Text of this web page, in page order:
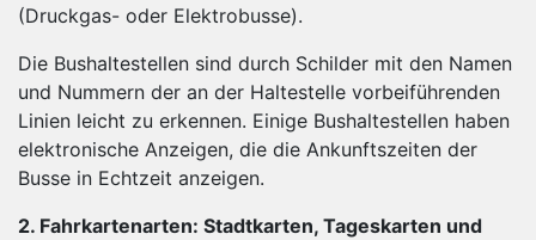
(Druckgas- oder Elektrobusse).
Die Bushaltestellen sind durch Schilder mit den Namen
und Nummern der an der Haltestelle vorbeiführenden
Linien leicht zu erkennen. Einige Bushaltestellen haben
elektronische Anzeigen, die die Ankunftszeiten der
Busse in Echtzeit anzeigen.
2. Fahrkartenarten: Stadtkarten, Tageskarten und